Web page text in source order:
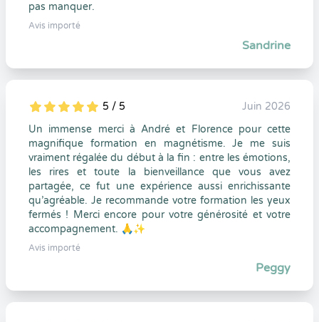
pas manquer.
Avis importé
Sandrine
5
1
5
0 5 / 5
Juin 2026
Un immense merci à André et Florence pour cette
magnifique formation en magnétisme. Je me suis
vraiment régalée du début à la fin : entre les émotions,
les rires et toute la bienveillance que vous avez
partagée, ce fut une expérience aussi enrichissante
qu’agréable. Je recommande votre formation les yeux
fermés ! Merci encore pour votre générosité et votre
accompagnement. 🙏✨
Avis importé
Peggy